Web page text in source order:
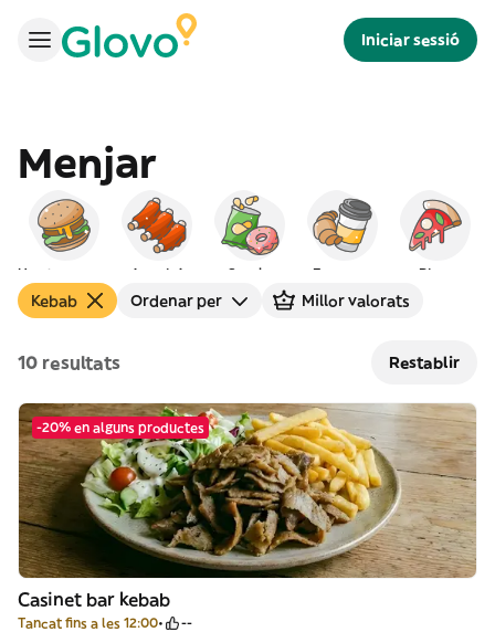
Iniciar sessió
Menjar
Americà Snacks Esmorzar Pizza
Kebab Ordenar per Millor valorats
10 resultats Restablir
-20% en alguns productes
Casinet bar kebab
Tancat fins a les 12:00 --